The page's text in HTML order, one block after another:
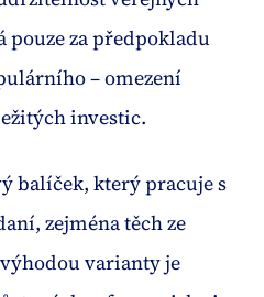
pouze za předpokladu
– omezení
investic.
balíček, který pracuje s
zejména těch ze
varianty je